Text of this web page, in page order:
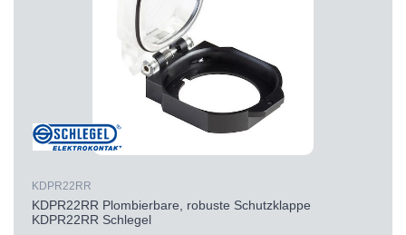
KDPR22RR
KDPR22RR Plombierbare, robuste Schutzklappe
KDPR22RR Schlegel